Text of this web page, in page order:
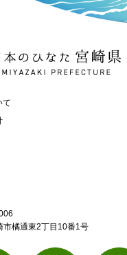
本のひなた 宮崎県
PREFECTURE
て
橘通東2丁目10番1号